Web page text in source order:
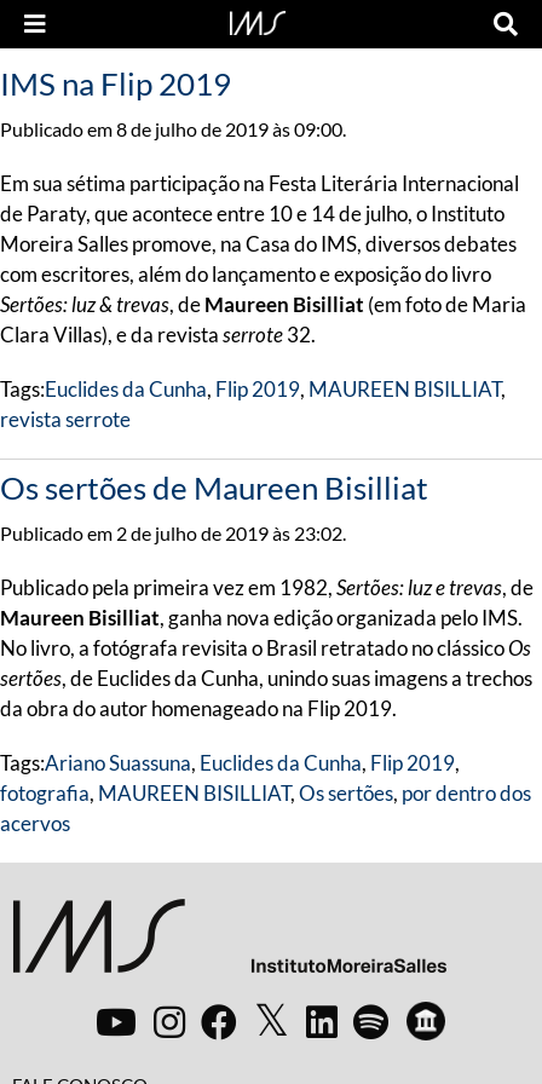
IMS na Flip 2019
Publicado em 8 de julho de 2019 às 09:00.
Em sua sétima participação na Festa Literária Internacional
de Paraty, que acontece entre 10 e 14 de julho, o Instituto
Moreira Salles promove, na Casa do IMS, diversos debates
com escritores, além do lançamento e exposição do livro
Sertões: luz & trevas, deMaureen Bisilliat (em foto de Maria
Clara Villas), e da revistaserrote32.
Tags:Euclides da Cunha, Flip 2019, MAUREEN BISILLIAT,
revista serrote
Os sertões de Maureen Bisilliat
Publicado em 2 de julho de 2019 às 23:02.
Publicado pela primeira vez em 1982,Sertões: luz e trevas, de
Maureen Bisilliat, ganha nova edição organizada pelo IMS.
No livro, a fotógrafa revisita o Brasil retratado no clássicoOs
sertões, de Euclides da Cunha, unindo suas imagens a trechos
da obra do autor homenageado na Flip 2019.
Tags:Ariano Suassuna, Euclides da Cunha, Flip 2019,
fotografia, MAUREEN BISILLIAT,Os sertões, por dentro dos
acervos